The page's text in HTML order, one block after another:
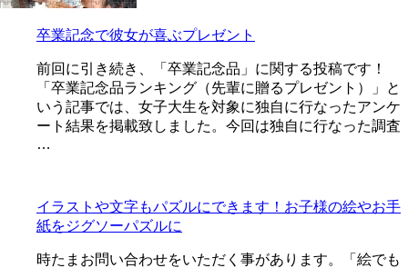
卒業記念で彼女が喜ぶプレゼント
前回に引き続き、「卒業記念品」に関する投稿です！
「卒業記念品ランキング（先輩に贈るプレゼント）」と
いう記事では、女子大生を対象に独自に行なったアンケ
ート結果を掲載致しました。今回は独自に行なった調査
…
イラストや文字もパズルにできます！お子様の絵やお手
紙をジグソーパズルに
時たまお問い合わせをいただく事があります。「絵でも